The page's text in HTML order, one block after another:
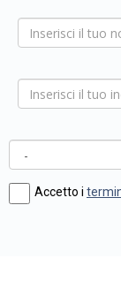
Accetto i